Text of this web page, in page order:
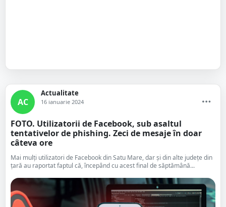
AC
Actualitate
16 ianuarie 2024
FOTO. Utilizatorii de Facebook, sub asaltul
tentativelor de phishing. Zeci de mesaje în doar
câteva ore
Mai mulți utilizatori de Facebook din Satu Mare, dar și din alte județe din
țară au raportat faptul că, începând cu acest final de săptămână...